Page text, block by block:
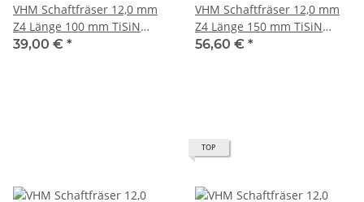
VHM Schaftfräser 12,0 mm
Z4 Länge 100 mm TiSiN
beschichtet scharfkantig
39,00 € *
VHM Schaftfräser 12,0 mm
Z4 Länge 150 mm TiSiN
beschichtet scharfkantig
56,60 € *
TOP